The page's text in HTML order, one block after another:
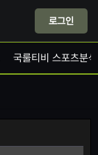
로그인
국룰티비 스포츠분석